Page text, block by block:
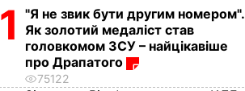
1
"Я не звик бути другим номером".
Як золотий медаліст став
головкомом ЗСУ – найцікавіше
про Драпатого
75122